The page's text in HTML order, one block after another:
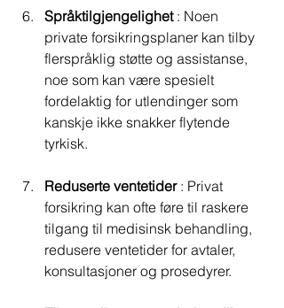
Språktilgjengelighet : Noen
private forsikringsplaner kan tilby
flerspråklig støtte og assistanse,
noe som kan være spesielt
fordelaktig for utlendinger som
kanskje ikke snakker flytende
tyrkisk.
Reduserte ventetider : Privat
forsikring kan ofte føre til raskere
tilgang til medisinsk behandling,
redusere ventetider for avtaler,
konsultasjoner og prosedyrer.